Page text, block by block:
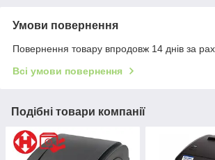
Умови повернення
Повернення товару впродовж 14 днів за
Всі умови повернення
Подібні товари компанії